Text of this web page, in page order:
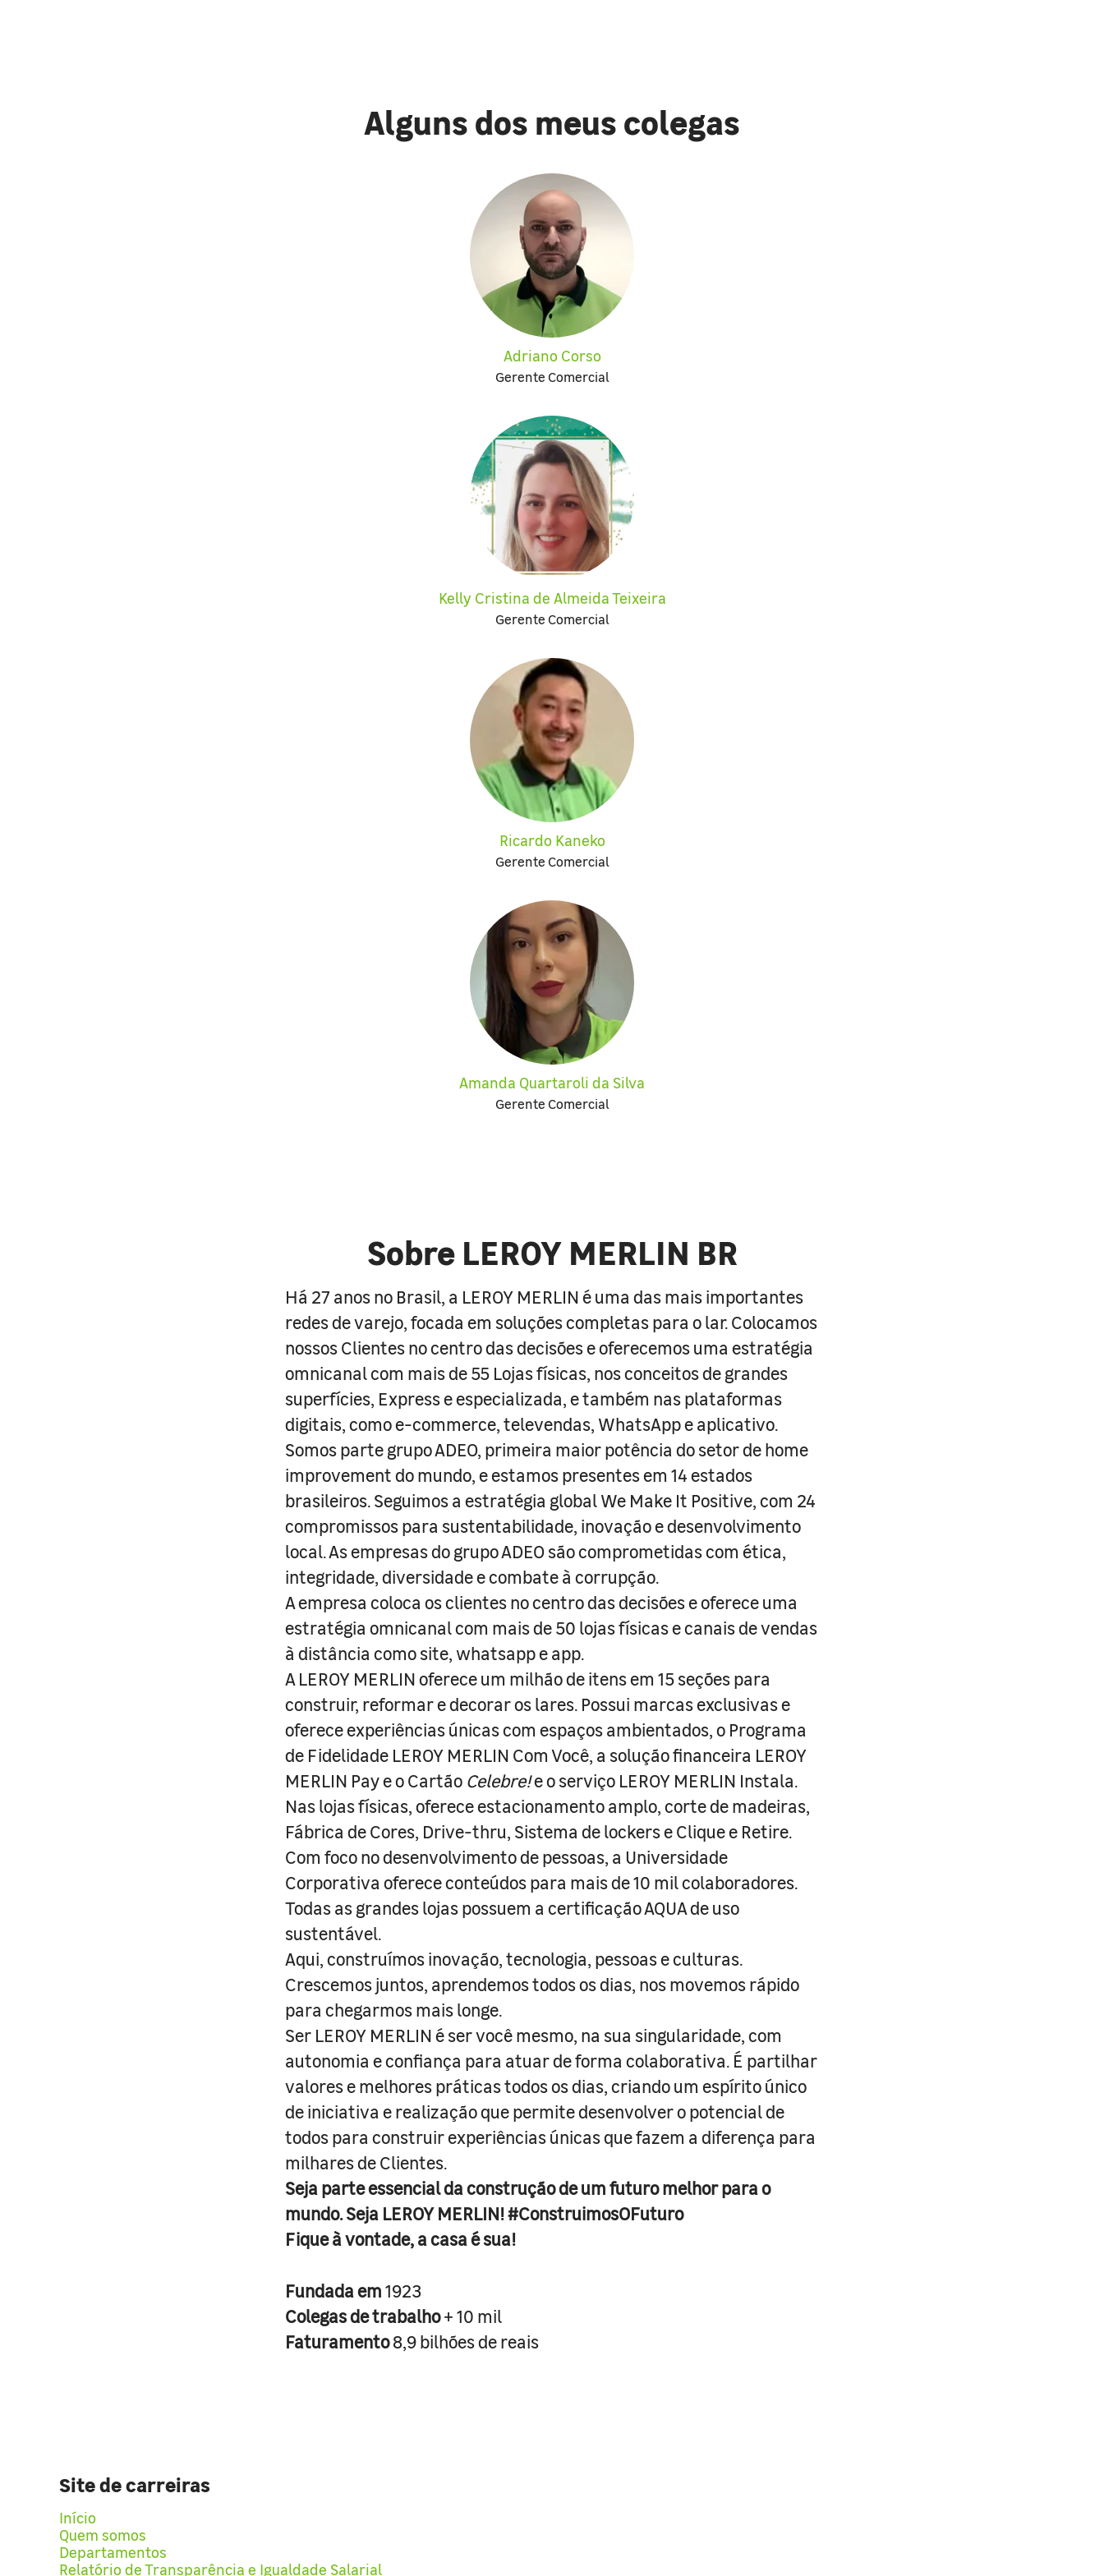
Alguns dos meus colegas
Adriano Corso
Gerente Comercial
Kelly Cristina de Almeida Teixeira
Gerente Comercial
Ricardo Kaneko
Gerente Comercial
Amanda Quartaroli da Silva
Gerente Comercial
Sobre LEROY MERLIN BR
Há 27 anos no Brasil, a LEROY MERLIN é uma das mais importantes
redes de varejo, focada em soluções completas para o lar. Colocamos
nossos Clientes no centro das decisões e oferecemos uma estratégia
omnicanal com mais de 55 Lojas físicas, nos conceitos de grandes
superfícies, Express e especializada, e também nas plataformas
digitais, como e-commerce, televendas, WhatsApp e aplicativo.
Somos parte grupo ADEO, primeira maior potência do setor de home
improvement do mundo, e estamos presentes em 14 estados
brasileiros. Seguimos a estratégia global We Make It Positive, com 24
compromissos para sustentabilidade, inovação e desenvolvimento
local. As empresas do grupo ADEO são comprometidas com ética,
integridade, diversidade e combate à corrupção.
A empresa coloca os clientes no centro das decisões e oferece uma
estratégia omnicanal com mais de 50 lojas físicas e canais de vendas
à distância como site, whatsapp e app.
A LEROY MERLIN oferece um milhão de itens em 15 seções para
construir, reformar e decorar os lares. Possui marcas exclusivas e
oferece experiências únicas com espaços ambientados, o Programa
de Fidelidade LEROY MERLIN Com Você, a solução financeira LEROY
MERLIN Pay e o Cartão Celebre!e o serviço LEROY MERLIN Instala.
Nas lojas físicas, oferece estacionamento amplo, corte de madeiras,
Fábrica de Cores, Drive-thru, Sistema de lockers e Clique e Retire.
Com foco no desenvolvimento de pessoas, a Universidade
Corporativa oferece conteúdos para mais de 10 mil colaboradores.
Todas as grandes lojas possuem a certificação AQUA de uso
sustentável.
Aqui, construímos inovação, tecnologia, pessoas e culturas.
Crescemos juntos, aprendemos todos os dias, nos movemos rápido
para chegarmos mais longe.
Ser LEROY MERLIN é ser você mesmo, na sua singularidade, com
autonomia e confiança para atuar de forma colaborativa. É partilhar
valores e melhores práticas todos os dias, criando um espírito único
de iniciativa e realização que permite desenvolver o potencial de
todos para construir experiências únicas que fazem a diferença para
milhares de Clientes.
Seja parte essencial da construção de um futuro melhor para o
mundo. Seja LEROY MERLIN! #ConstruimosOFuturo
Fique à vontade, a casa é sua!
Fundada em1923
Colegas de trabalho+ 10 mil
Faturamento8,9 bilhões de reais
Site de carreiras
Início
Quem somos
Departamentos
Relatório de Transparência e Igualdade Salarial